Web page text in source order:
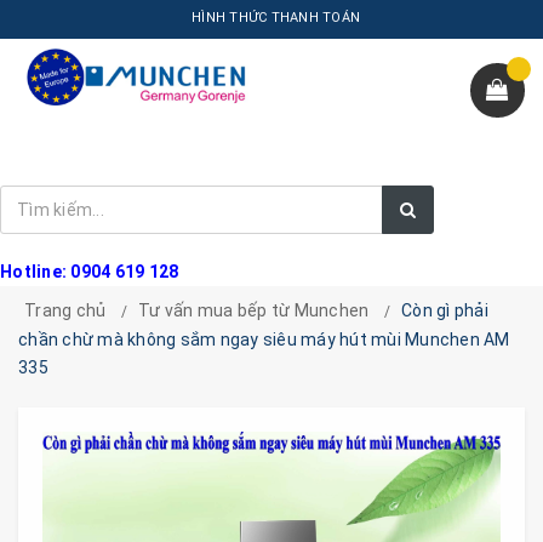
HÌNH THỨC THANH TOÁN
Hotline: 0904 619 128
Trang chủ
Tư vấn mua bếp từ Munchen
Còn gì phải
chần chừ mà không sắm ngay siêu máy hút mùi Munchen AM
335